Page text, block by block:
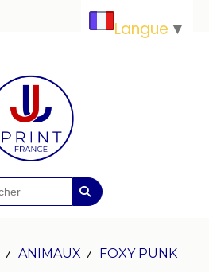
ANIMAUX FOXY PUNK
Langue ▼